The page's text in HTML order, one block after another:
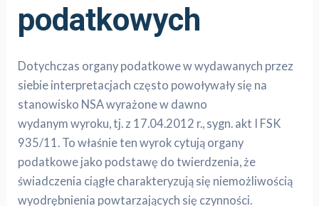
podatkowych
Dotychczas organy podatkowe w wydawanych przez
siebie interpretacjach często powoływały się na
stanowisko NSA wyrażone w dawno
wydanym wyroku, tj. z 17.04.2012 r., sygn. akt I FSK
935/11. To właśnie ten wyrok cytują organy
podatkowe jako podstawę do twierdzenia, że
świadczenia ciągłe charakteryzują się niemożliwością
wyodrębnienia powtarzających się czynności.